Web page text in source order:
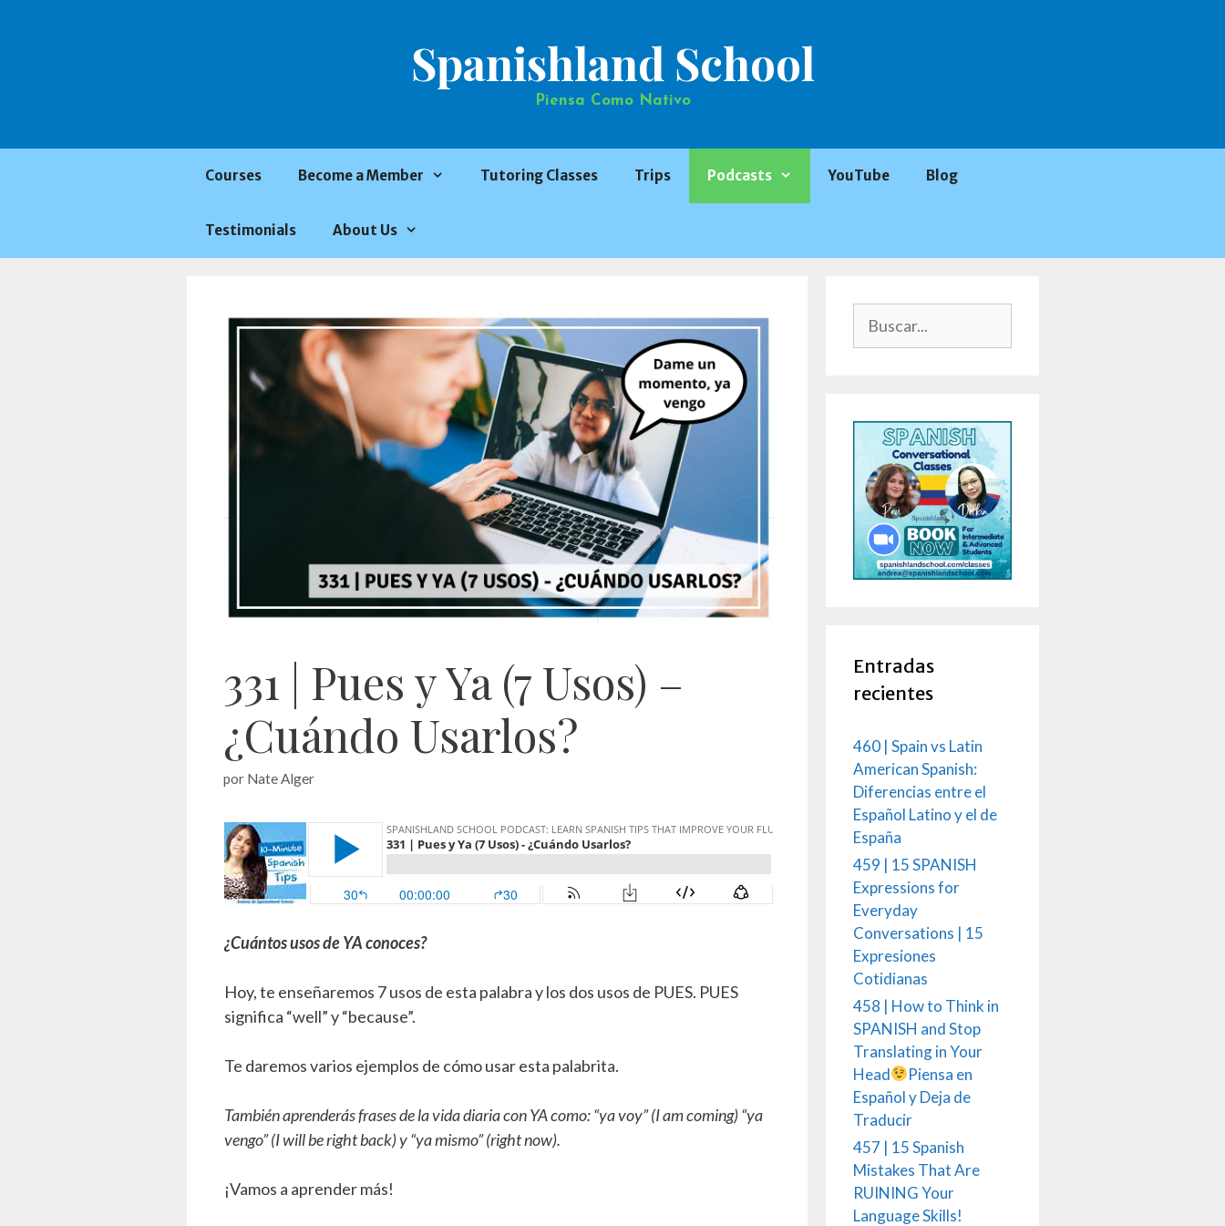
Spanishland School
Piensa Como Nativo
Courses Become a Member Tutoring Classes Trips Podcasts YouTube Blog
Testimonials About Us
331 | Pues y Ya (7 Usos) –
¿Cuándo Usarlos?
por Nate Alger
¿Cuántos usos de YA conoces?
Hoy, te enseñaremos 7 usos de esta palabra y los dos usos de PUES. PUES
significa “well” y “because”.
Te daremos varios ejemplos de cómo usar esta palabrita.
También aprenderás frases de la vida diaria con YA como: “ya voy” (I am coming) “ya
vengo” (I will be right back) y “ya mismo” (right now).
¡Vamos a aprender más!
Entradas
recientes
460 | Spain vs Latin
American Spanish:
Diferencias entre el
Español Latino y el de
España
459 | 15 SPANISH
Expressions for
Everyday
Conversations | 15
Expresiones
Cotidianas
458 | How to Think in
SPANISH and Stop
Translating in Your
Head
Piensa en
Español y Deja de
Traducir
457 | 15 Spanish
Mistakes That Are
RUINING Your
Language Skills!